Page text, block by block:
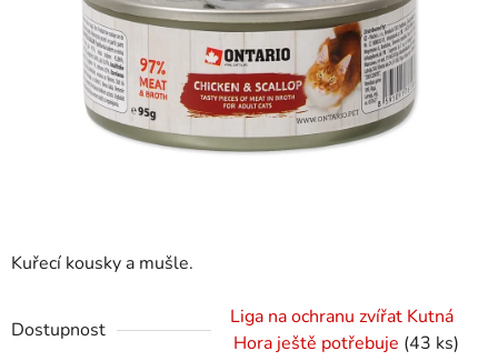
Kuřecí kousky a mušle.
Dostupnost
Liga na ochranu zvířat Kutná
Hora ještě potřebuje (43 ks)
hvězdiček.